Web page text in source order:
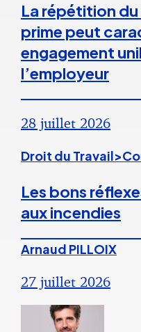
La répétition du
prime peut
engagement
l’employeur
28 juillet 2026
Droit du
Les bons
aux incendies
Arnaud PILLOIX
27 juillet 2026